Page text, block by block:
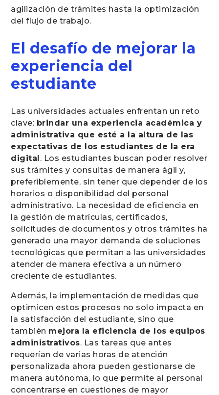
agilización de trámites hasta la optimización
del flujo de trabajo.
El desafío de mejorar la
experiencia del
estudiante
Las universidades actuales enfrentan un reto
clave: brindar una experiencia académica y
administrativa que esté a la altura de las
expectativas de los estudiantes de la era
digital. Los estudiantes buscan poder resolver
sus trámites y consultas de manera ágil y,
preferiblemente, sin tener que depender de los
horarios o disponibilidad del personal
administrativo. La necesidad de eficiencia en
la gestión de matrículas, certificados,
solicitudes de documentos y otros trámites ha
generado una mayor demanda de soluciones
tecnológicas que permitan a las universidades
atender de manera efectiva a un número
creciente de estudiantes.
Además, la implementación de medidas que
optimicen estos procesos no solo impacta en
la satisfacción del estudiante, sino que
también mejora la eficiencia de los equipos
administrativos. Las tareas que antes
requerían de varias horas de atención
personalizada ahora pueden gestionarse de
manera autónoma, lo que permite al personal
concentrarse en cuestiones de mayor